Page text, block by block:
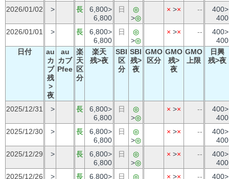
2026/01/02
> 長
6,800>
6,800
日
◎
>◎
× >× --
400>
400
2026/01/01
> 長
6,800>
6,800
日
◎
>◎
× >× --
400>
400
日付
au
カ
ブ
残
>
夜
au
カブ
Pfee
楽
天
区
分
楽天
残>夜
SBI
区
分
SBI
残>
夜
GMO
区分
GMO
残>
夜
GMO
上限
日興
残>夜
2025/12/31 > 長
6,800>
6,800
日
◎
>◎
× >× --
400>
400
2025/12/30
> 長
6,800>
6,800
日
◎
>◎
× >× --
400>
400
2025/12/29
> 長
6,800>
6,800
日
◎
>◎
× >× --
400>
400
2025/12/26
> 長 6,800> 日 ◎ × >× -- 400>